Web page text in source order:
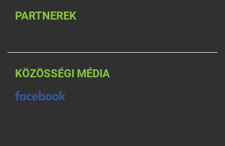
PARTNEREK
KÖZÖSSÉGI MÉDIA